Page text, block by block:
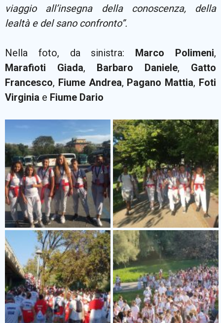
viaggio all’insegna della conoscenza, della
lealtà e del sano confronto”.
Nella foto, da sinistra: Marco Polimeni,
Marafioti
Giada, Barbaro Daniele, Gatto
Francesco, Fiume Andrea, Pagano Mattia, Foti
Virginia e Fiume Dario